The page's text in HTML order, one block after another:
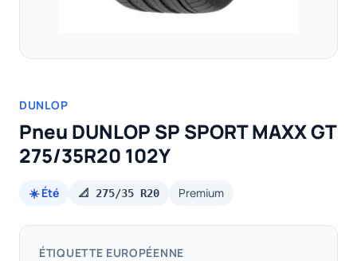
DUNLOP
Pneu DUNLOP SP SPORT MAXX GT
275/35R20 102Y
☀️ Été 📐 275/35 R20 Premium
ÉTIQUETTE EUROPÉENNE